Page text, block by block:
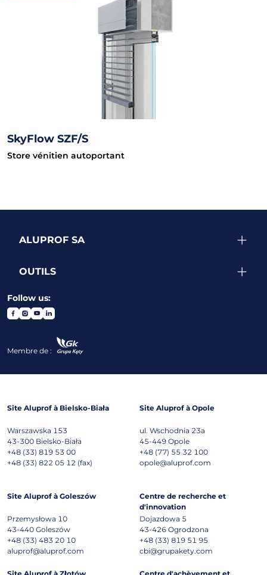
SkyFlow SZF/S
Store vénitien autoportant
ALUPROF SA
OUTILS
Follow us:
Membre de :
Site Aluprof à Bielsko-Biała
Warszawska 153
43-300 Bielsko-Biała
+48 (33) 819 53 00
+48 (33) 822 05 12 (fax)
Site Aluprof à Opole
ul. Wschodnia 23a
45-449 Opole
+48 (77) 55 32 100
opole@aluprof.com
Site Aluprof à Goleszów
Przemysłowa 10
43-440 Goleszów
+48 (33) 483 20 10
aluprof@aluprof.com
Centre de recherche et
d'innovation
Dojazdowa 5
43-426 Ogrodzona
+48 (33) 819 51 95
cbi@grupakety.com